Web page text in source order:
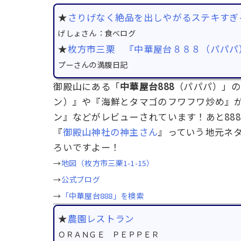
★さりげなく絶品を出しやがるステキす
げしょさん：食べログ
★枚方市三栗 『中華屋台８８８（パパ
プーさんの満腹日記
御殿山にある「中華屋台888 （パパパ）」
ン）』や『海鮮とタマゴのフワフワ炒め
ン』などがレビューされています！あと
『御殿山神社の神主さん』っていう地元ネ
ろいですよー！
→地図（枚方市三栗1-1-15）
→公式ブログ
→ 「中華屋台888」を検索
★農園レストラン
ＯＲＡＮＧＥ ＰＥＰＰＥＲ